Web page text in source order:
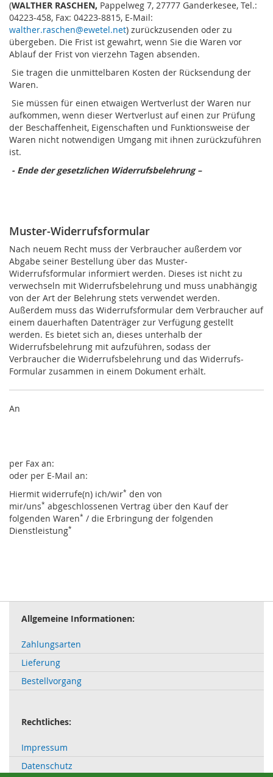
(WALTHER RASCHEN, Pappelweg 7, 27777 Ganderkesee, Tel.:
04223-458, Fax: 04223-8815, E-Mail:
walther.raschen@ewetel.net) zurückzusenden oder zu
übergeben. Die Frist ist gewahrt, wenn Sie die Waren vor
Ablauf der Frist von vierzehn Tagen absenden.
Sie tragen die unmittelbaren Kosten der Rücksendung der
Waren.
Sie müssen für einen etwaigen Wertverlust der Waren nur
aufkommen, wenn dieser Wertverlust auf einen zur Prüfung
der Beschaffenheit, Eigenschaften und Funktionsweise der
Waren nicht notwendigen Umgang mit ihnen zurückzuführen
ist.
- Ende der gesetzlichen Widerrufsbelehrung –
Muster-Widerrufsformular
Nach neuem Recht muss der Verbraucher außerdem vor
Abgabe seiner Bestellung über das Muster-
Widerrufsformular informiert werden. Dieses ist nicht zu
verwechseln mit Widerrufsbelehrung und muss unabhängig
von der Art der Belehrung stets verwendet werden.
Außerdem muss das Widerrufsformular dem Verbraucher auf
einem dauerhaften Datenträger zur Verfügung gestellt
werden. Es bietet sich an, dieses unterhalb der
Widerrufsbelehrung mit aufzuführen, sodass der
Verbraucher die Widerrufsbelehrung und das Widerrufs-
Formular zusammen in einem Dokument erhält.
An
per Fax an:
oder per E-Mail an:
Hiermit widerrufe(n) ich/wir* den von
mir/uns* abgeschlossenen Vertrag über den Kauf der
folgenden Waren* / die Erbringung der folgenden
Dienstleistung*
Allgemeine Informationen:
Zahlungsarten
Lieferung
Bestellvorgang
Rechtliches:
Impressum
Datenschutz